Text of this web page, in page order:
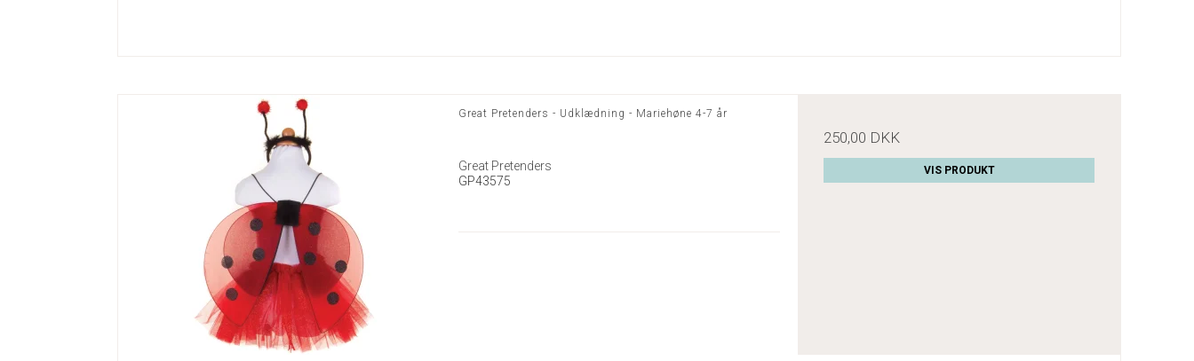
Great Pretenders - Udklædning - Mariehøne 4-7 år
Great Pretenders
GP43575
250,00 DKK
VIS PRODUKT